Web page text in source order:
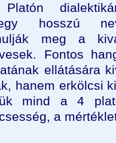
Platón
hosszú
meg a
Fontos
ellátására
hanem erkölcsi
mind a 4
a